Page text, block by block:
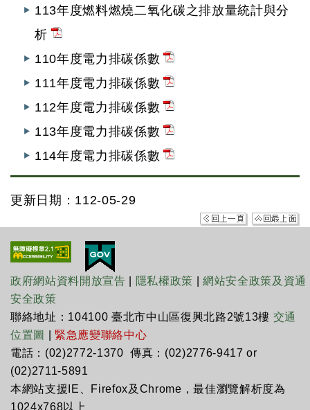
113年度燃料燃燒二氧化碳之排放量統計與分
析
110年度電力排碳係數
111年度電力排碳係數
112年度電力排碳係數
113年度電力排碳係數
114年度電力排碳係數
更新日期：112-05-29
政府網站資料開放宣告 隱私權政策 |網站安全政策及資通
安全政策
聯絡地址：104100 臺北市中山區復興北路2號13樓 交通
位置圖
緊急應變聯絡中心
電話：(02)2772-1370 傳真：(02)2776-9417 or
(02)2711-5891
本網站支援IE、Firefox及Chrome，最佳瀏覽解析度為
1024x768以上